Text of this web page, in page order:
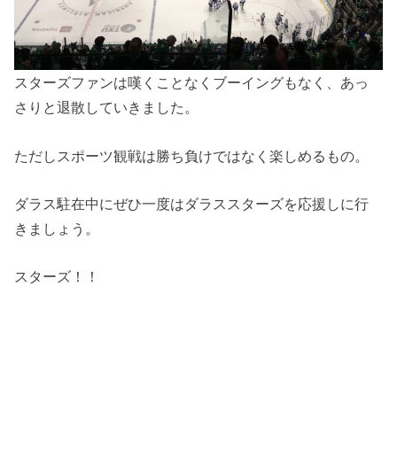
スターズファンは嘆くことなくブーイングもなく、あっ
さりと退散していきました。
ただしスポーツ観戦は勝ち負けではなく楽しめるもの。
ダラス駐在中にぜひ一度はダラススターズを応援しに行
きましょう。
スターズ！！